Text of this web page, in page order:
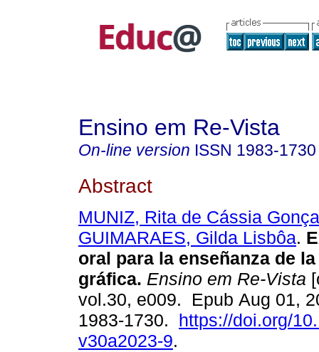
Ensino em Re-Vista
On-line version ISSN 1983-1730
Abstract
MUNIZ, Rita de Cássia
GUIMARAES, Gilda Lisbôa.
oral para la enseñanza de
gráfica. Ensino em Re-Vista
vol.30, e009. Epub Aug 01,
1983-1730. https://doi.org/
v30a2023-9.